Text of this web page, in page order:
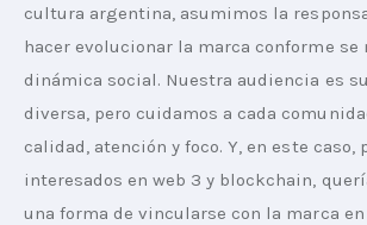
cultura argentina, asumimos la
hacer evolucionar la marca conforme se
dinámica social. Nuestra audiencia es
diversa, pero cuidamos a cada
calidad, atención y foco. Y, en este caso,
interesados en web 3 y blockchain,
una forma de vincularse con la marca